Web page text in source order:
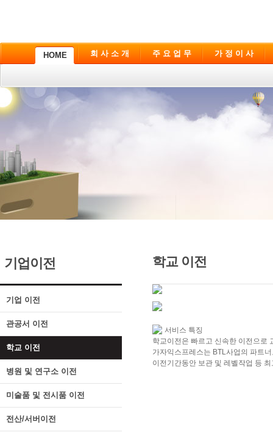
HOME 회 사 소 개 주 요 업 무 가 정 이 사
기업이전
기업 이전
관공서 이전
학교 이전
병원 및 연구소 이전
미술품 및 전시품 이전
전산/서버이전
학교 이전
서비스 특징
학교이전은 빠르고 신속한 이전으로
가자익스프레스는 BTL사업의 파트
이전기간동안 보관 및 레벨작업 등